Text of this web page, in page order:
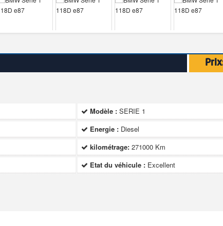
Modèle : SERIE 1
Energie : Diesel
kilométrage: 271000 Km
Etat du véhicule : Excellent